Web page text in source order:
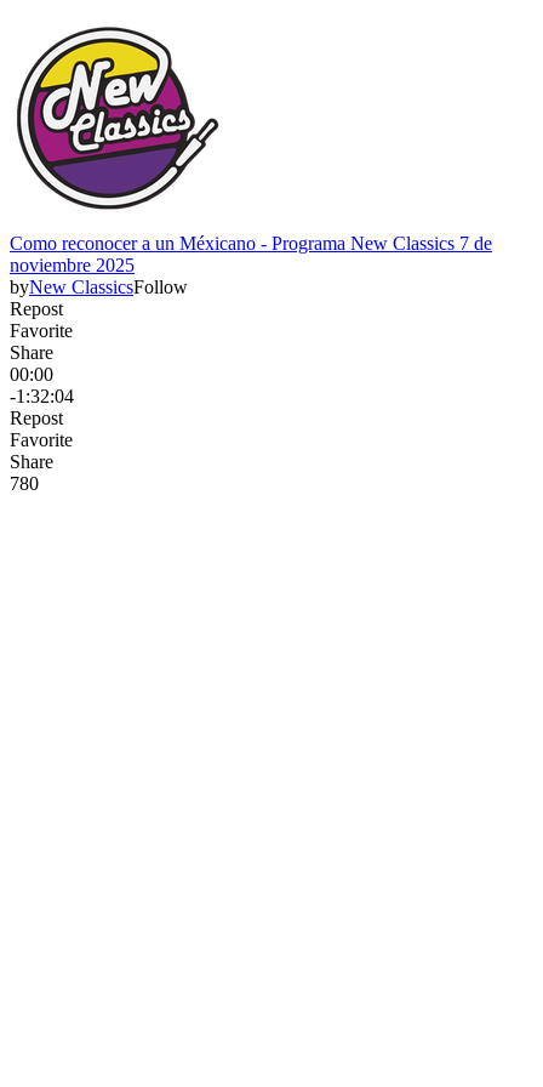
Como reconocer a un Méxicano - Programa New Classics 7 de
noviembre 2025
byNew ClassicsFollow
Repost
Favorite
Share
00:00
-1:32:04
Repost
Favorite
Share
780